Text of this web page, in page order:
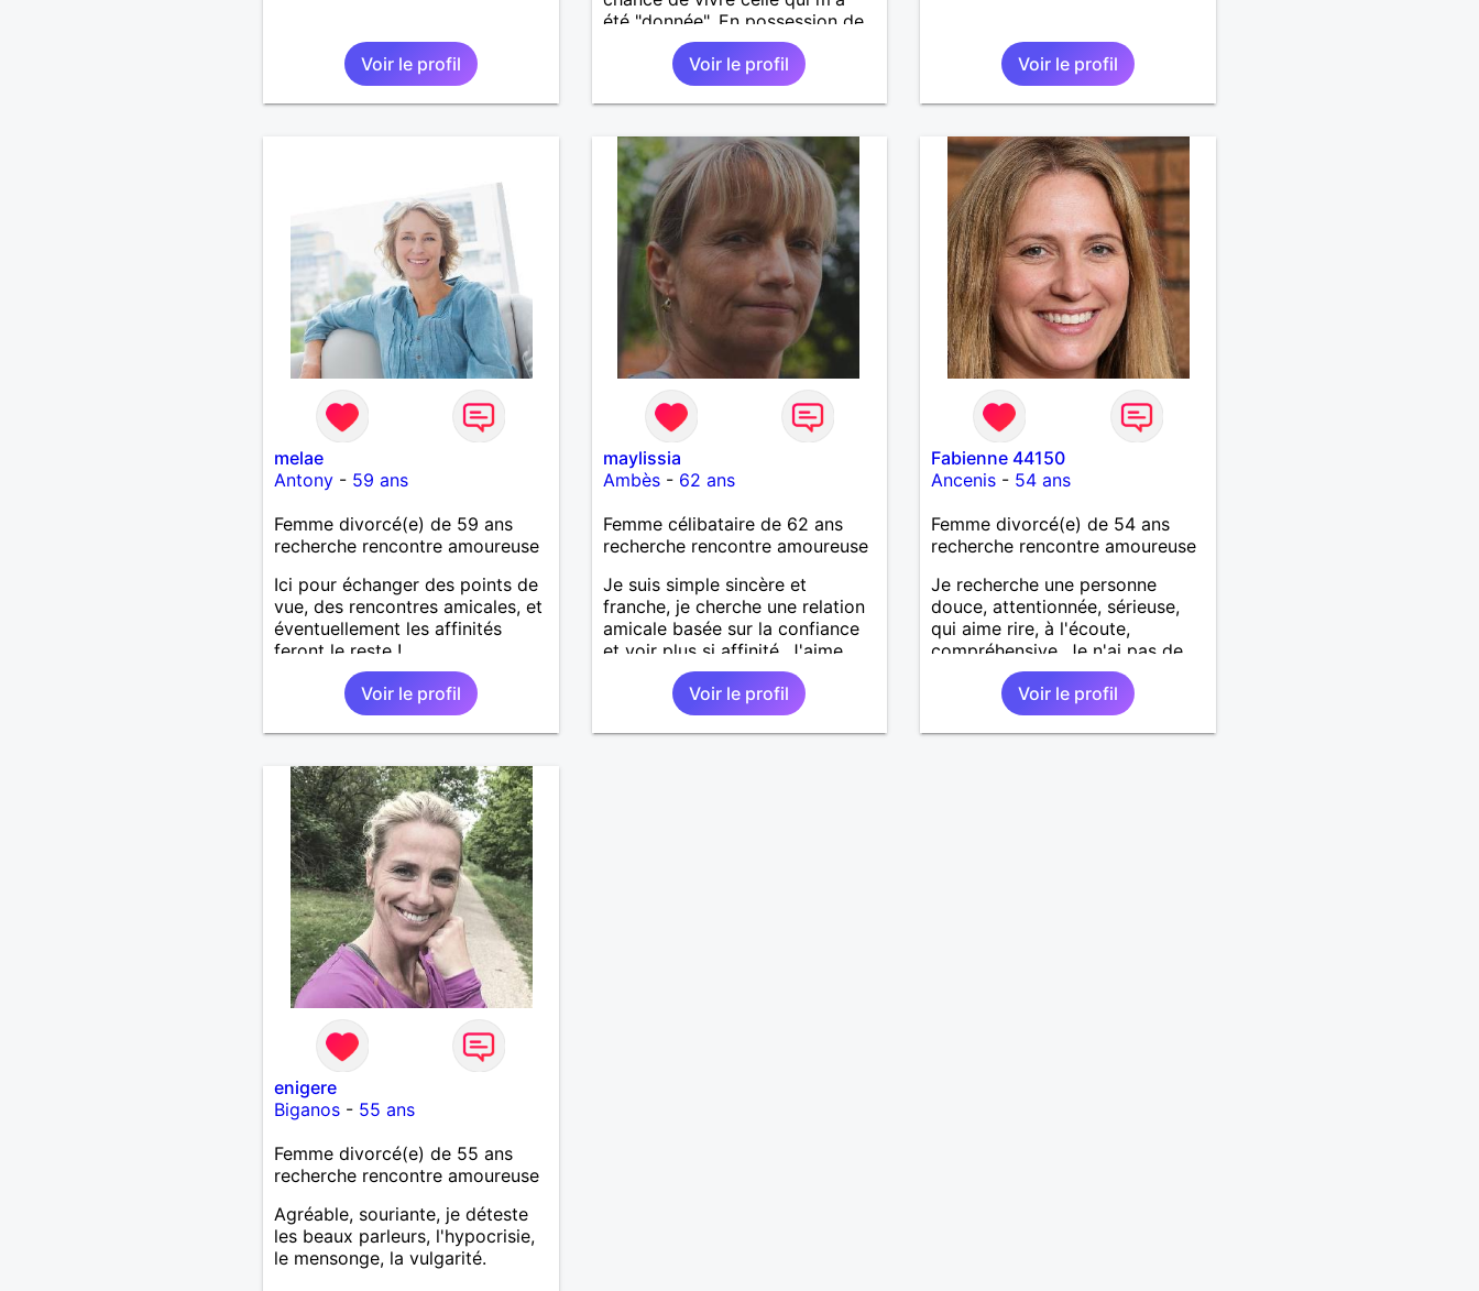
Voir le profil
été "donnée". En possession de
toutes ses facultés mentales et
physiques. Célibataire mais pas
solitaire, je mène une vie bien
remplie. Je ne suis pas sur ce
représentatrice de la Femme
Divorcée Mal dans sa peau. A
bientôt.
Voir le profil Voir le profil
melae
Antony- 59 ans
Femme divorcé(e) de 59 ans
recherche rencontre amoureuse
Ici pour échanger des points de
vue, des rencontres amicales, et
éventuellement les affinités
feront le reste !
Voir le profil
maylissia
Ambès- 62 ans
Femme célibataire de 62 ans
recherche rencontre amoureuse
Je suis simple sincère et
franche, je cherche une relation
amicale basée sur la confiance
et voir plus si affinité. J'aime
beaucoup voyager découvrir de
nouveaux horizons à deux, alors
pourquoi pas !
Voir le profil
Fabienne 44150
Ancenis - 54 ans
Femme divorcé(e) de 54 ans
recherche rencontre amoureuse
Je recherche une personne
douce, attentionnée, sérieuse,
qui aime rire, à l'écoute,
compréhensive. Je n'ai pas de
préférence physique
particulière, ni de moyenne
d'age, tout est question de
feeling.
Voir le profil
enigere
Biganos- 55 ans
Femme divorcé(e) de 55 ans
recherche rencontre amoureuse
Agréable, souriante, je déteste
les beaux parleurs, l'hypocrisie,
le mensonge, la vulgarité.